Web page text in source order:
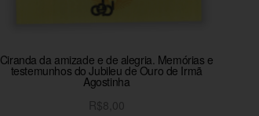
Ciranda da amizade e de alegria. Memórias e
testemunhos do Jubileu de Ouro de Irmã
Agostinha
R$8,00